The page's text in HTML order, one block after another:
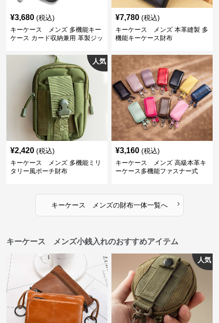
¥3,680 (税込)
キーケース メンズ 多機能キー
ケース カード収納兼用 革製ジッ
¥7,780 (税込)
キーケース メンズ 本革縫製 多
機能キーケース財布
人気
¥2,420 (税込)
キーケース メンズ 多機能ミリ
タリー風ポーチ財布
¥3,160 (税込)
キーケース メンズ 高級本革キ
ーケース多機能ファスナー式
キーケース メンズの財布一体一覧へ ›
キーケース メンズ小銭入れのおすすめアイテム
人気